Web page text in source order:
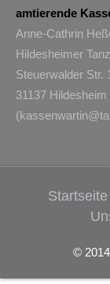
amtierende
Anne-Cathrin
Hildesheimer
Steuerwalder Str.
31137 Hildesheim
(
Startseite
©